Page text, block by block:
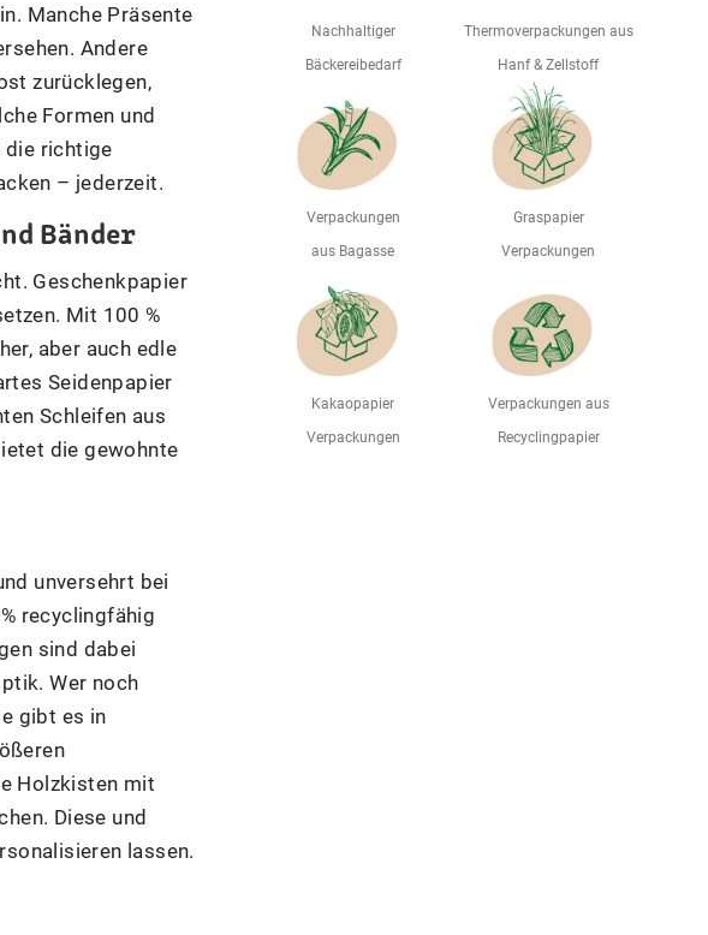
Manche Präsente
Andere
zurücklegen,
Formen und
die richtige
– jederzeit.
Bänder
Geschenkpapier
Mit 100 %
aber auch edle
Seidenpapier
Schleifen aus
die gewohnte
unversehrt bei
recyclingfähig
sind dabei
Wer noch
gibt es in
Holzkisten mit
Diese und
lassen.
Nachhaltiger
Bäckereibedarf
Thermoverpackungen aus
Hanf & Zellstoff
Verpackungen
aus Bagasse
Graspapier
Verpackungen
Kakaopapier
Verpackungen
Verpackungen aus
Recyclingpapier